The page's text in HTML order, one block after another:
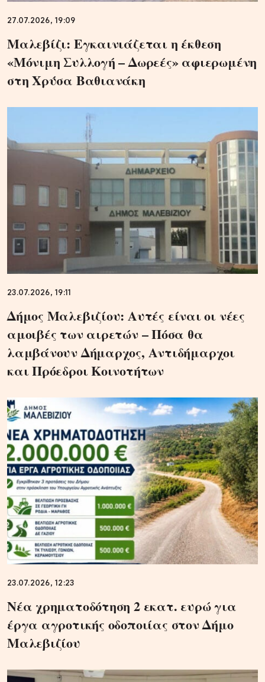
27.07.2026, 19:09
Μαλεβίζι: Εγκαινιάζεται η έκθεση
«Μόνιμη Συλλογή – Δωρεές» αφιερωμένη
στη Χρύσα Βαθιανάκη
23.07.2026, 19:11
Δήμος Μαλεβιζίου: Αυτές είναι οι νέες
αμοιβές των αιρετών – Πόσα θα
λαμβάνουν Δήμαρχος, Αντιδήμαρχοι
και Πρόεδροι Κοινοτήτων
23.07.2026, 12:23
Νέα χρηματοδότηση 2 εκατ. ευρώ για
έργα αγροτικής οδοποιίας στον Δήμο
Μαλεβιζίου